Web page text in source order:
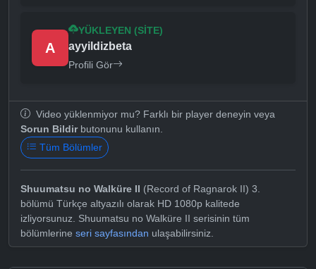
A
YÜKLEYEN (SITE)
ayyildizbeta
Profili Gör
Video yüklenmiyor mu? Farklı bir player deneyin veya
Sorun Bildirbutonunu kullanın.
Tüm Bölümler
Shuumatsu no Walküre II (Record of Ragnarok II) 3.
bölümü Türkçe altyazılı olarak HD 1080p kalitede
izliyorsunuz. Shuumatsu no Walküre II serisinin tüm
bölümlerine seri sayfasından ulaşabilirsiniz.